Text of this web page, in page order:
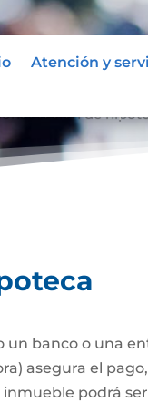
Atención y
un banco o una
asegura el
inmueble podrá